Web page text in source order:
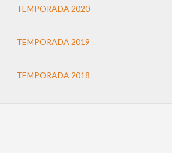
TEMPORADA 2020
TEMPORADA 2019
TEMPORADA 2018